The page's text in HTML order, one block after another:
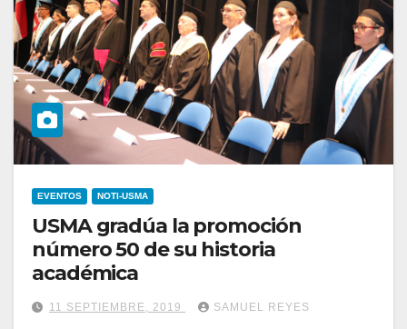
EVENTOS NOTI-USMA
USMA gradúa la promoción
número 50 de su historia
académica
11 SEPTIEMBRE, 2019 SAMUEL REYES